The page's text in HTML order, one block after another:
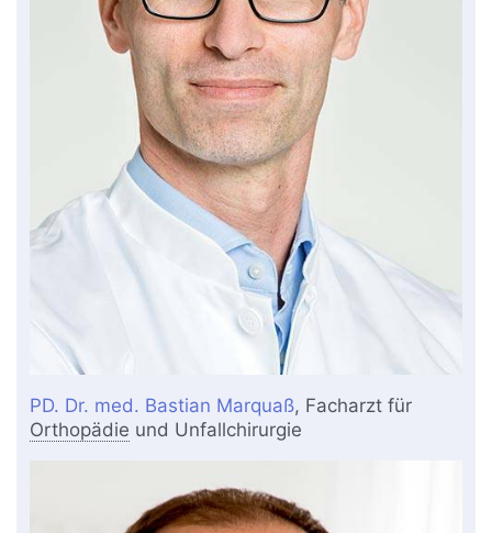
PD. Dr. med. Bastian Marquaß, Facharzt für
Orthopädie und Unfallchirurgie